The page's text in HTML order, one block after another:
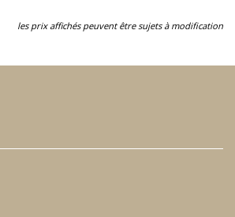
les prix affichés peuvent être sujets à modification